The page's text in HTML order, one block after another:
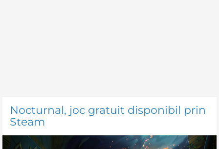
Nocturnal, joc gratuit disponibil prin
Steam